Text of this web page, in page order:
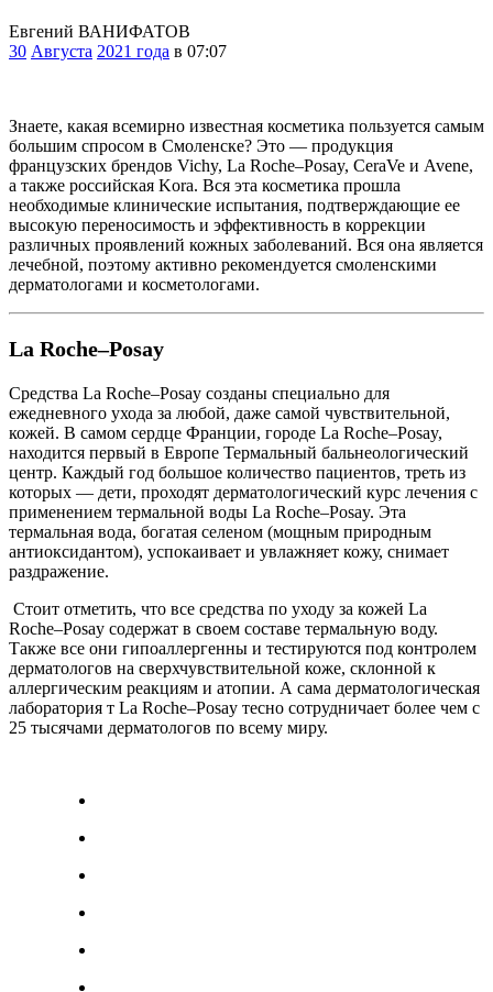
Евгений ВАНИФАТОВ
30 Августа 2021 года в 07:07
Знаете, какая всемирно известная косметика пользуется самым
большим спросом в Смоленске? Это — продукция
французских брендов Vichy, La Roche–Posay, CeraVe и Avene,
а также российская Kora. Вся эта косметика прошла
необходимые клинические испытания, подтверждающие ее
высокую переносимость и эффективность в коррекции
различных проявлений кожных заболеваний. Вся она является
лечебной, поэтому активно рекомендуется смоленскими
дерматологами и косметологами.
La Roche–Posay
Средства La Roche–Posay созданы специально для
ежедневного ухода за любой, даже самой чувствительной,
кожей. В самом сердце Франции, городе La Roche–Posay,
находится первый в Европе Термальный бальнеологический
центр. Каждый год большое количество пациентов, треть из
которых — дети, проходят дерматологический курс лечения с
применением термальной воды La Roche–Posay. Эта
термальная вода, богатая селеном (мощным природным
антиоксидантом), успокаивает и увлажняет кожу, снимает
раздражение.
Стоит отметить, что все средства по уходу за кожей La
Roche–Posay содержат в своем составе термальную воду.
Также все они гипоаллергенны и тестируются под контролем
дерматологов на сверхчувствительной коже, склонной к
аллергическим реакциям и атопии. А сама дерматологическая
лаборатория т La Roche–Posay тесно сотрудничает более чем с
25 тысячами дерматологов по всему миру.